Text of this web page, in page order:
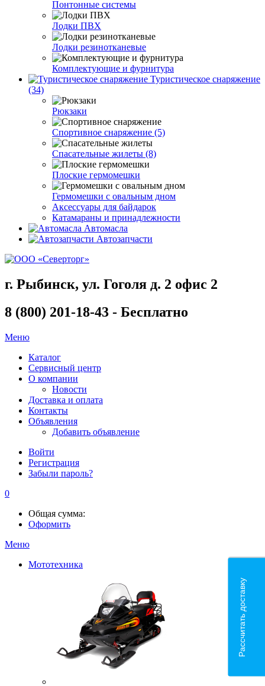
Понтонные системы
Лодки ПВХ
Лодки резинотканевые
Комплектующие и фурнитура
Туристическое снаряжение
(34)
Рюкзаки
Спортивное снаряжение (5)
Спасательные жилеты (8)
Плоские гермомешки
Гермомешки с овальным дном
Аксессуары для байдарок
Катамараны и принадлежности
Автомасла
Автозапчасти
г. Рыбинск, ул. Гоголя д. 2 офис 2
8 (800) 201-18-43 - Бесплатно
Меню
Каталог
Сервисный центр
О компании
Новости
Доставка и оплата
Контакты
Объявления
Добавить объявление
Войти
Регистрация
Забыли пароль?
0
Общая сумма:
Оформить
Меню
Мототехника
Рассчитать доставку